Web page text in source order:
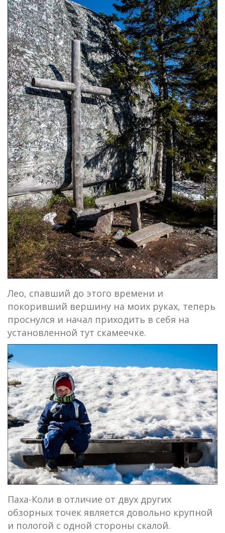
Лео, спавший до этого времени и
покоривший вершину на моих руках, теперь
проснулся и начал приходить в себя на
установленной тут скамеечке.
Паха-Коли в отличие от двух других
обзорных точек является довольно крупной
и пологой с одной стороны скалой.